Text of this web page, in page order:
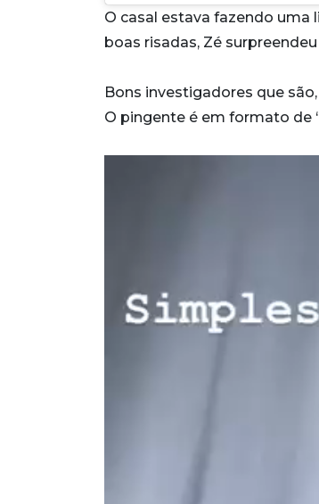
O casal estava fazendo uma
boas risadas, Zé
Bons investigadores que
O pingente é em formato de